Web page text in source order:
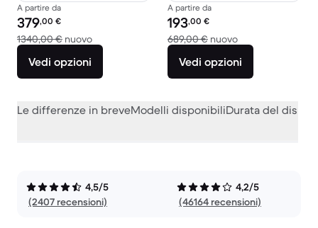
A partire da
Prezzo del ricondizionato:
379,00 €
1340,00 € nuovoRispetto a 1340,00 € del nuovo
Vedi opzioni
A partire da
Prezzo del ricondizionato:
193,00 €
689,00 € nuovoRispetto a
Vedi opzioni
Le differenze in breveModelli disponibiliDurata del
4,5/5
(2407 recensioni)
4,2/5
(46164 recensioni)